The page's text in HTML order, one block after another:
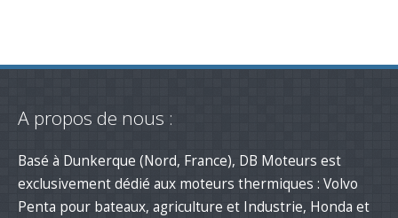
A propos de nous :
Basé à Dunkerque (Nord, France), DB Moteurs est
exclusivement dédié aux moteurs thermiques : Volvo
Penta pour bateaux, agriculture et Industrie, Honda et